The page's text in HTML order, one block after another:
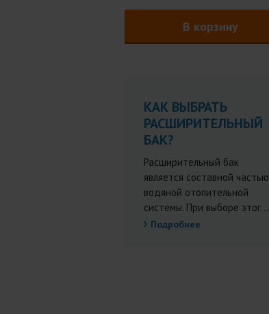
В корзину
КАК ВЫБРАТЬ
РАСШИРИТЕЛЬНЫЙ
БАК?
Расширительный бак
является составной частью
водяной отопительной
системы. При выборе этог...
Подробнее